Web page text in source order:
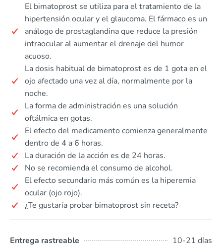
El bimatoprost se utiliza para el tratamiento de la
hipertensión ocular y el glaucoma. El fármaco es un
análogo de prostaglandina que reduce la presión
intraocular al aumentar el drenaje del humor
acuoso.
La dosis habitual de bimatoprost es de 1 gota en el
ojo afectado una vez al día, normalmente por la
noche.
La forma de administración es una solución
oftálmica en gotas.
El efecto del medicamento comienza generalmente
dentro de 4 a 6 horas.
La duración de la acción es de 24 horas.
No se recomienda el consumo de alcohol.
El efecto secundario más común es la hiperemia
ocular (ojo rojo).
¿Te gustaría probar bimatoprost sin receta?
Entrega rastreable
10-21 días